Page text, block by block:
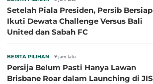
Setelah Piala Presiden, Persib Bersiap
Ikuti Dewata Challenge Versus Bali
United dan Sabah FC
BERITA PILIHAN 9 jam lalu
Persija Belum Pasti Hanya Lawan
Brisbane Roar dalam Launching di JIS